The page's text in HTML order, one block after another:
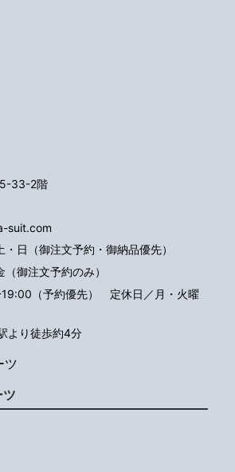
33-2階
suit.com
日（御注文予約・御納品優先）
御注文予約のみ）
（予約優先） 定休日／月・火曜
より徒歩約4分